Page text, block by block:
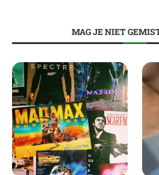
MAG JE NIET